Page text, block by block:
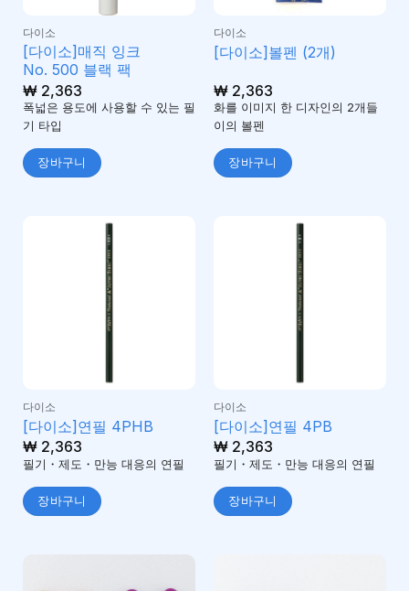
다이소
[다이소]매직 잉크
No. 500 블랙 팩
₩2,363
폭넓은 용도에 사용할 수 있는 필
기 타입
장바구니
다이소
[다이소]볼펜 (2개)
₩2,363
화를 이미지 한 디자인의 2개들
이의 볼펜
장바구니
다이소
[다이소]연필 4PHB
₩2,363
필기・제도・만능 대응의 연필
장바구니
다이소
[다이소]연필 4PB
₩2,363
필기・제도・만능 대응의 연필
장바구니